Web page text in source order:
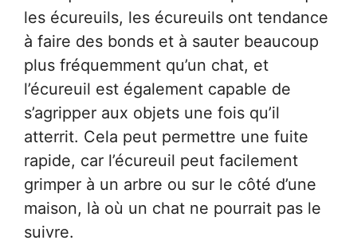
les écureuils, les écureuils ont tendance
à faire des bonds et à sauter beaucoup
plus fréquemment qu’un chat, et
l’écureuil est également capable de
s’agripper aux objets une fois qu’il
atterrit. Cela peut permettre une fuite
rapide, car l’écureuil peut facilement
grimper à un arbre ou sur le côté d’une
maison, là où un chat ne pourrait pas le
suivre.